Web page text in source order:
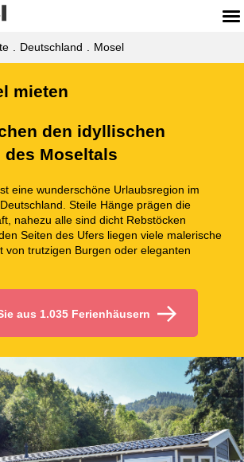
Deutschland Mosel
mieten
den idyllischen
des Moseltals
eine wunderschöne Urlaubsregion im
Steile Hänge prägen die
nahezu alle sind dicht Rebstöcken
Seiten des Ufers liegen viele malerische
von trutzigen Burgen oder eleganten
aus 1.035 Ferienhäusern